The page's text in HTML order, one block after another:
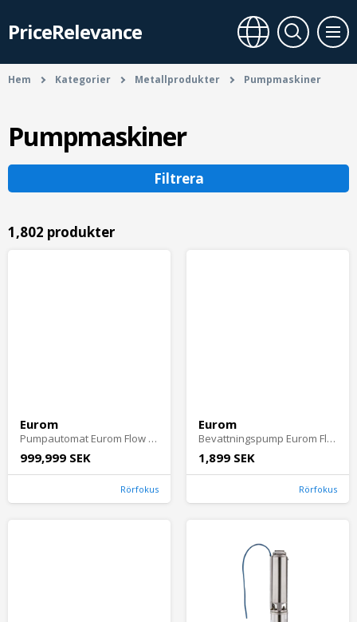
PriceRelevance
Hem Kategorier Metallprodukter Pumpmaskiner
Pumpmaskiner
Filtrera
1,802 produkter
Eurom
Pumpautomat Eurom Flow HG1200R 1200W 24L
999,999 SEK
Rörfokus
Eurom
Bevattningspump Eurom Flow TP800P 800W 1-fas
1,899 SEK
Rörfokus